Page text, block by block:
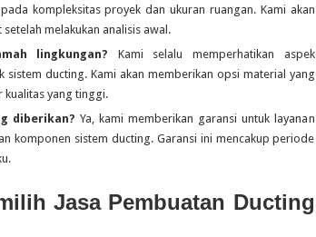
kompleksitas proyek dan ukuran ruangan. Kami akan
melakukan analisis awal.
lingkungan? Kami selalu memperhatikan aspek
sistem ducting. Kami akan memberikan opsi material yang
kualitas yang tinggi.
diberikan? Ya, kami memberikan garansi untuk layanan
komponen sistem ducting. Garansi ini mencakup periode
Jasa Pembuatan Ducting